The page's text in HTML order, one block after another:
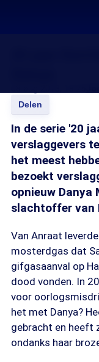
Delen
In de serie '20
verslaggevers
het meest
bezoekt
opnieuw Danya
slachtoffer van
Van Anraat
mosterdgas dat
gifgasaanval op
dood vonden. In
voor
het met Danya?
gebracht en heeft
ondanks haar